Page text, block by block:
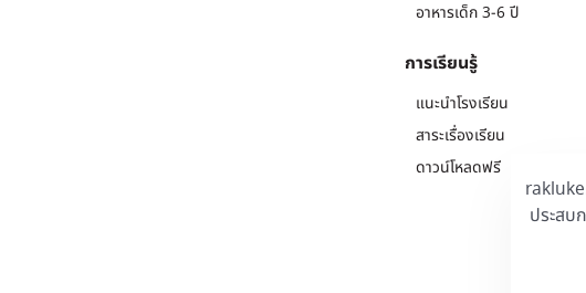
ประสบ
อาหารเด็ก 3-6 ปี
การเรียนรู้
แนะนำโรงเรียน
สาระเรื่องเรียน
ดาวน์โหลดฟรี